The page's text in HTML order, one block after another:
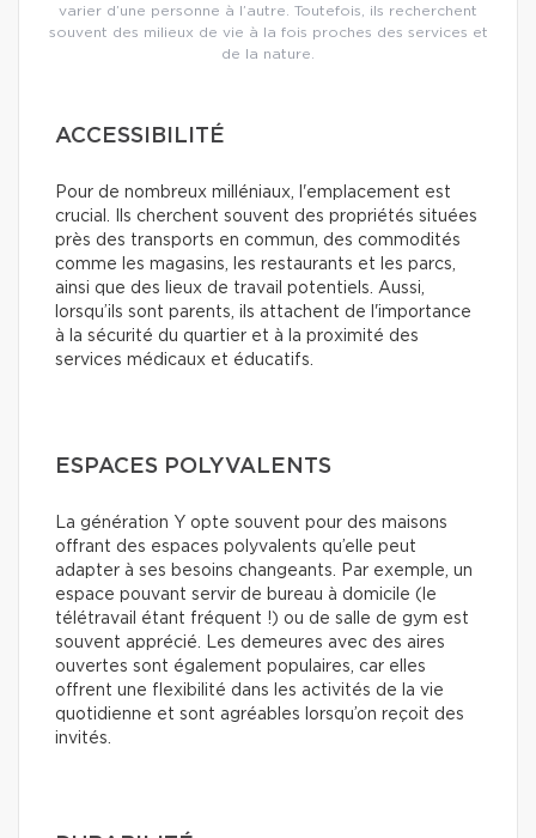
varier d’une personne à l’autre. Toutefois, ils recherchent
souvent des milieux de vie à la fois proches des services et
de la nature.
ACCESSIBILITÉ
Pour de nombreux milléniaux, l'emplacement est
crucial. Ils cherchent souvent des propriétés situées
près des transports en commun, des commodités
comme les magasins, les restaurants et les parcs,
ainsi que des lieux de travail potentiels. Aussi,
lorsqu’ils sont parents, ils attachent de l'importance
à la sécurité du quartier et à la proximité des
services médicaux et éducatifs.
ESPACES POLYVALENTS
La génération Y opte souvent pour des maisons
offrant des espaces polyvalents qu’elle peut
adapter à ses besoins changeants. Par exemple, un
espace pouvant servir de bureau à domicile (le
télétravail étant fréquent !) ou de salle de gym est
souvent apprécié. Les demeures avec des aires
ouvertes sont également populaires, car elles
offrent une flexibilité dans les activités de la vie
quotidienne et sont agréables lorsqu’on reçoit des
invités.